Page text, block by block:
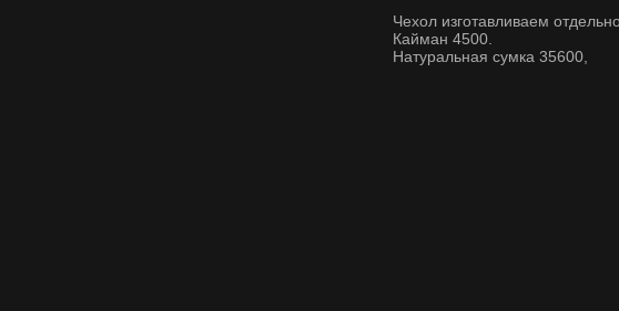
Чехол изготавливаем
Кайман 4500.
Натуральная сумка 35600,